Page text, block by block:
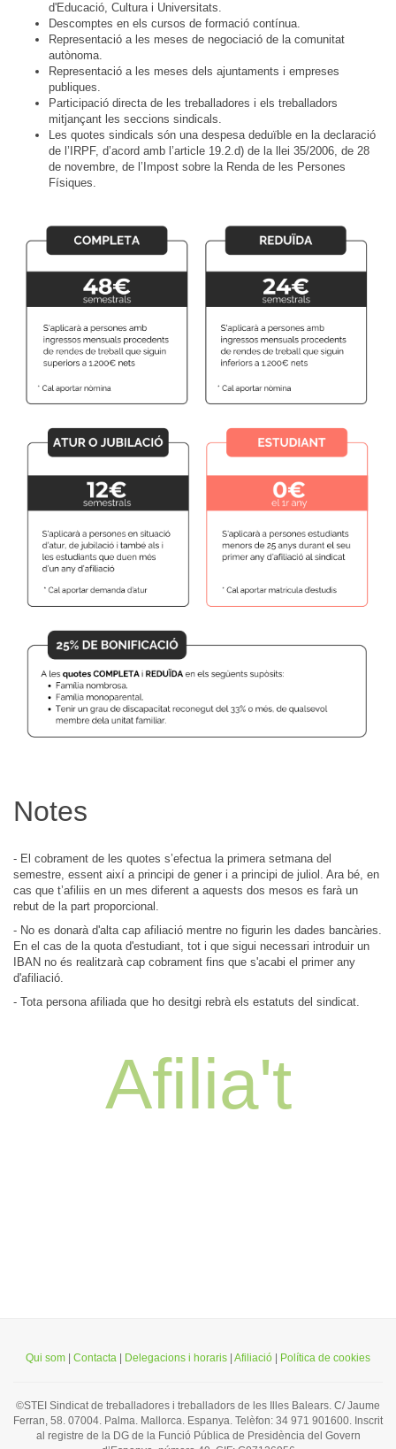
d'Educació, Cultura i Universitats.
Descomptes en els cursos de formació contínua.
Representació a les meses de negociació de la comunitat
autònoma.
Representació a les meses dels ajuntaments i empreses
publiques.
Participació directa de les treballadores i els treballadors
mitjançant les seccions sindicals.
Les quotes sindicals són una despesa deduïble en la declaració
de l’IRPF, d’acord amb l’article 19.2.d) de la llei 35/2006, de 28
de novembre, de l’Impost sobre la Renda de les Persones
Físiques.
Notes
- El cobrament de les quotes s’efectua la primera setmana del
semestre, essent així a principi de gener i a principi de juliol. Ara bé, en
cas que t’afiliis en un mes diferent a aquests dos mesos es farà un
rebut de la part proporcional.
- No es donarà d'alta cap afiliació mentre no figurin les dades bancàries.
En el cas de la quota d'estudiant, tot i que sigui necessari introduir un
IBAN no és realitzarà cap cobrament fins que s'acabi el primer any
d'afiliació.
- Tota persona afiliada que ho desitgi rebrà els estatuts del sindicat.
Afilia't
Qui som Contacta Delegacions i horaris Afiliació Política de cookies
©STEI Sindicat de treballadores i treballadors de les Illes Balears. C/ Jaume
Ferran, 58. 07004. Palma. Mallorca. Espanya. Telèfon: 34 971 901600. Inscrit
al registre de la DG de la Funció Pública de Presidència del Govern